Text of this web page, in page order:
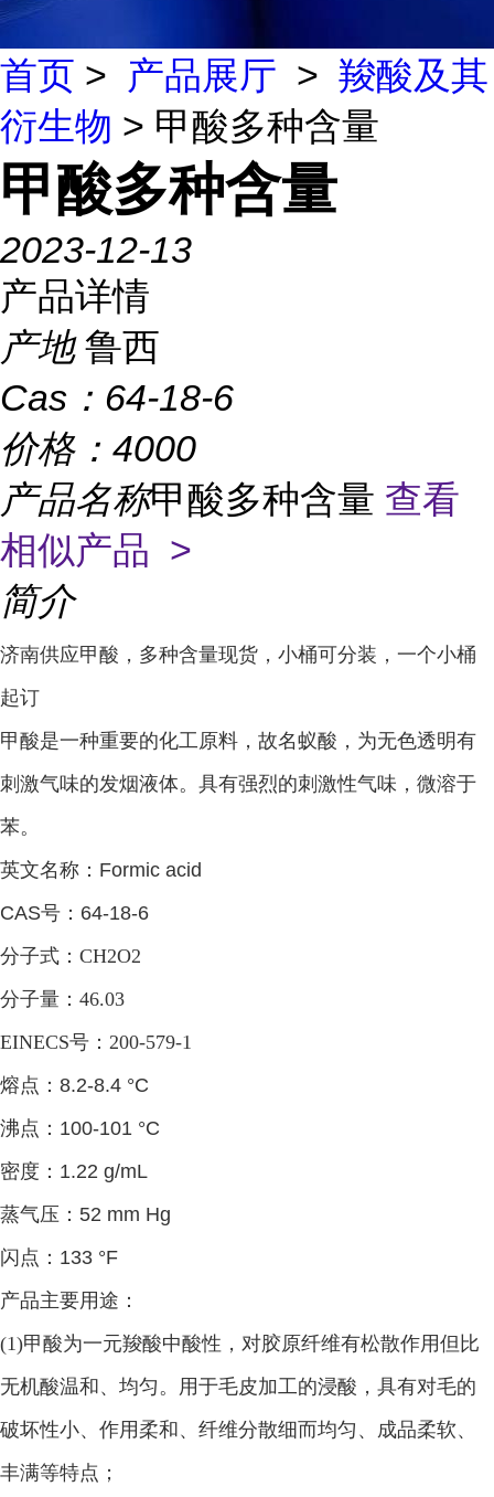
首页 > 产品展厅 > 羧酸及其
衍生物 > 甲酸多种含量
甲酸多种含量
2023-12-13
产品详情
产地 鲁西
Cas： 64-18-6
价格： 4000
产品名称甲酸多种含量 查看
相似产品 >
简介
济南供应甲酸，多种含量现货，小桶可分装，一个小桶
起订
甲酸是一种重要的化工原料， 故名蚁酸， 为无色透明有
刺激气味的发烟液体。 具有强烈的刺激性气味，微溶于
苯。
英文名称：Formic acid
CAS号：64-18-6
分子式：CH2O2
分子量：46.03
EINECS号：200-579-1
熔点： 8.2-8.4 °C
沸点： 100-101 °C
密度： 1.22 g/mL
蒸气压： 52 mm Hg
闪点： 133 °F
产品主要用途：
(1)甲酸为一元羧酸中酸性，对胶原纤维有松散作用但比
无机酸温和、均匀。用于毛皮加工的浸酸，具有对毛的
破坏性小、作用柔和、纤维分散细而均匀、成品柔软、
丰满等特点；